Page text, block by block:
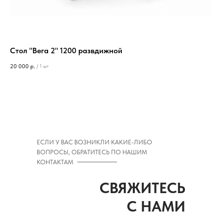
Стол "Вега 2" 1200 развдижной
20 000 р. / 1 шт
ЕСЛИ У ВАС ВОЗНИКЛИ КАКИЕ-ЛИБО
ВОПРОСЫ, ОБРАТИТЕСЬ ПО НАШИМ
КОНТАКТАМ
СВЯЖИТЕСЬ
С НАМИ